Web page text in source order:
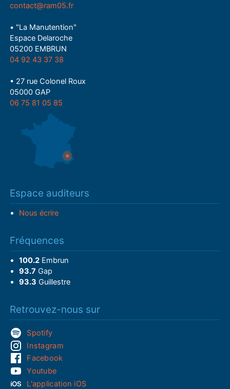
contact@ram05.fr
• "La Manutention"
Espace Delaroche
05200 EMBRUN
04 92 43 37 38
• 27 rue Colonel Roux
05000 GAP
06 75 81 05 85
Espace auditeurs
Nous écrire
Fréquences
100.2Embrun
93.7 Gap
93.3 Guillestre
Retrouvez-nous sur
Spotify
Instagram
Facebook
Youtube
L'application iOS